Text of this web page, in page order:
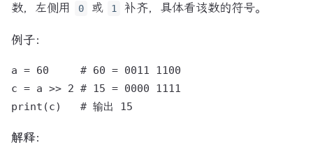
数，左侧用
0 或 1 补齐，具体看该数的符号。
例子：
a = 60     # 60 = 0011 1100
c = a >> 2 # 15 = 0000 1111
解释：